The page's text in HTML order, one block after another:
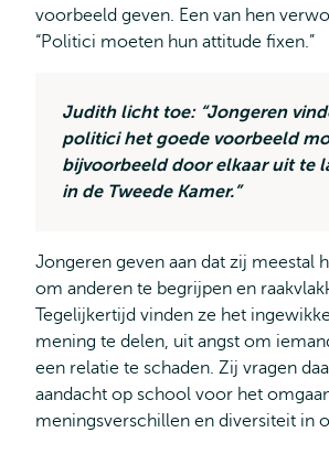
voorbeeld geven. Een van hen
“Politici moeten hun attitude fixen.”
Judith licht toe: “Jongeren
politici het goede voorbeeld
bijvoorbeeld door elkaar uit te
in de Tweede Kamer.”
Jongeren geven aan dat zij meestal
om anderen te begrijpen en
Tegelijkertijd vinden ze het
mening te delen, uit angst om
een relatie te schaden. Zij vragen
aandacht op school voor het
meningsverschillen en diversiteit in